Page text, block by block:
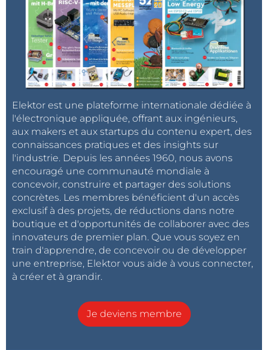
Elektor est une plateforme internationale dédiée à
l'électronique appliquée, offrant aux ingénieurs,
aux makers et aux startups du contenu expert, des
connaissances pratiques et des insights sur
l'industrie. Depuis les années 1960, nous avons
encouragé une communauté mondiale à
concevoir, construire et partager des solutions
concrètes. Les membres bénéficient d'un accès
exclusif à des projets, de réductions dans notre
boutique et d'opportunités de collaborer avec des
innovateurs de premier plan. Que vous soyez en
train d'apprendre, de concevoir ou de développer
une entreprise, Elektor vous aide à vous connecter,
à créer et à grandir.
Je deviens membre